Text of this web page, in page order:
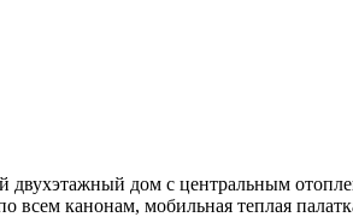
дом с центральным
канонам, мобильная теплая